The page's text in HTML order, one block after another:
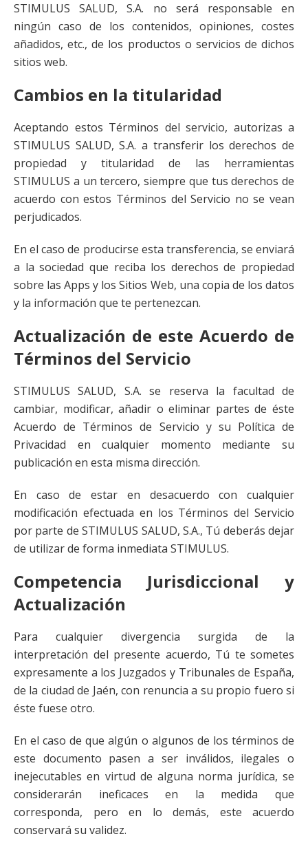
STIMULUS SALUD, S.A. no será responsable en
ningún caso de los contenidos, opiniones, costes
añadidos, etc., de los productos o servicios de dichos
sitios web.
Cambios en la titularidad
Aceptando estos Términos del servicio, autorizas a
STIMULUS SALUD, S.A. a transferir los derechos de
propiedad y titularidad de las herramientas
STIMULUS a un tercero, siempre que tus derechos de
acuerdo con estos Términos del Servicio no se vean
perjudicados.
En el caso de producirse esta transferencia, se enviará
a la sociedad que reciba los derechos de propiedad
sobre las Apps y los Sitios Web, una copia de los datos
y la información que te pertenezcan.
Actualización de este Acuerdo de
Términos del Servicio
STIMULUS SALUD, S.A. se reserva la facultad de
cambiar, modificar, añadir o eliminar partes de éste
Acuerdo de Términos de Servicio y su Política de
Privacidad en cualquier momento mediante su
publicación en esta misma dirección.
En caso de estar en desacuerdo con cualquier
modificación efectuada en los Términos del Servicio
por parte de STIMULUS SALUD, S.A., Tú deberás dejar
de utilizar de forma inmediata STIMULUS.
Competencia Jurisdiccional y
Actualización
Para cualquier divergencia surgida de la
interpretación del presente acuerdo, Tú te sometes
expresamente a los Juzgados y Tribunales de España,
de la ciudad de Jaén, con renuncia a su propio fuero si
éste fuese otro.
En el caso de que algún o algunos de los términos de
este documento pasen a ser inválidos, ilegales o
inejecutables en virtud de alguna norma jurídica, se
considerarán ineficaces en la medida que
corresponda, pero en lo demás, este acuerdo
conservará su validez.